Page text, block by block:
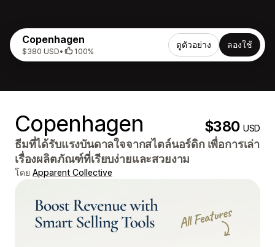
Copenhagen
$380 USD• 100%
ดูตัวอย่าง ลองใช้
Copenhagen $380USD
ธีมที่ได้รับแรงบันดาลใจจากสไตล์นอร์ดิก เพื่อการเล่า
เรื่องผลิตภัณฑ์ที่เรียบง่ายและสวยงาม
โดย Apparent Collective